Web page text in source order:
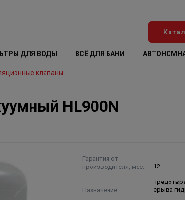
ДЛЯ ВОДЫ ВСЁ ДЛЯ БАНИ
клапаны
HL900N
Гарантия от
производителя, мес.
12
Назначение
срыва